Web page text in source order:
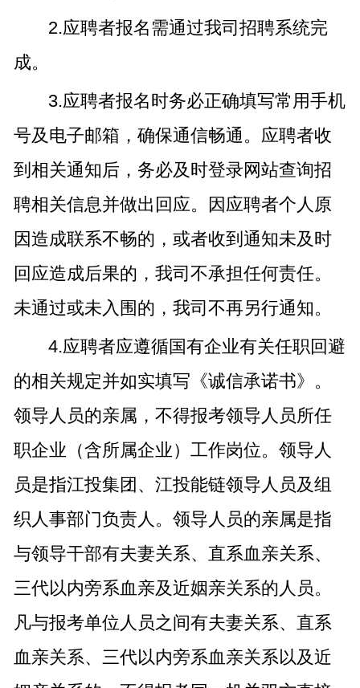
2.应聘者报名需通过我司招聘系统完
成。
3.应聘者报名时务必正确填写常用手机
号及电子邮箱，确保通信畅通。应聘者收
到相关通知后，务必及时登录网站查询招
聘相关信息并做出回应。因应聘者个人原
因造成联系不畅的，或者收到通知未及时
回应造成后果的，我司不承担任何责任。
未通过或未入围的，我司不再另行通知。
4.应聘者应遵循国有企业有关任职回避
的相关规定并如实填写《诚信承诺书》。
领导人员的亲属，不得报考领导人员所任
职企业（含所属企业）工作岗位。领导人
员是指江投集团、江投能链领导人员及组
织人事部门负责人。领导人员的亲属是指
与领导干部有夫妻关系、直系血亲关系、
三代以内旁系血亲及近姻亲关系的人员。
凡与报考单位人员之间有夫妻关系、直系
血亲关系、三代以内旁系血亲关系以及近